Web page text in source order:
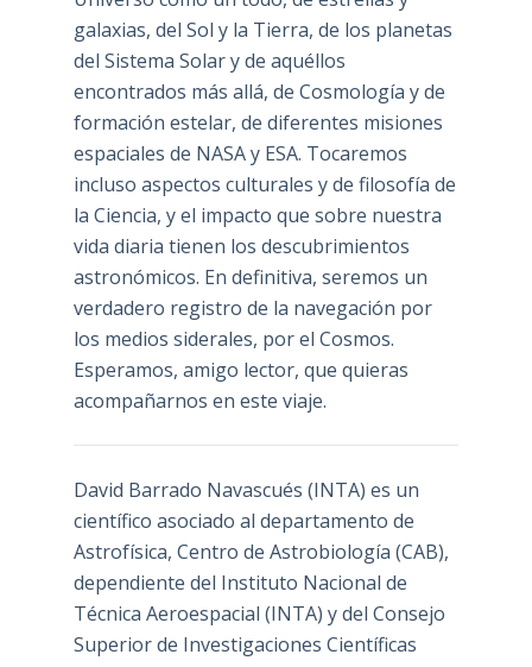
galaxias, del Sol y la Tierra, de los planetas
del Sistema Solar y de aquéllos
encontrados más allá, de Cosmología y de
formación estelar, de diferentes misiones
espaciales de NASA y ESA. Tocaremos
incluso aspectos culturales y de filosofía de
la Ciencia, y el impacto que sobre nuestra
vida diaria tienen los descubrimientos
astronómicos. En definitiva, seremos un
verdadero registro de la navegación por
los medios siderales, por el Cosmos.
Esperamos, amigo lector, que quieras
acompañarnos en este viaje.
David Barrado Navascués (INTA) es un
científico asociado al departamento de
Astrofísica, Centro de Astrobiología (CAB),
dependiente del Instituto Nacional de
Técnica Aeroespacial (INTA) y del Consejo
Superior de Investigaciones Científicas